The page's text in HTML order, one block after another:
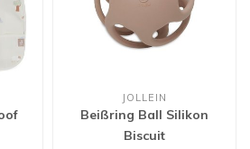
JOLLEIN
Beißring Ball Silikon
Biscuit